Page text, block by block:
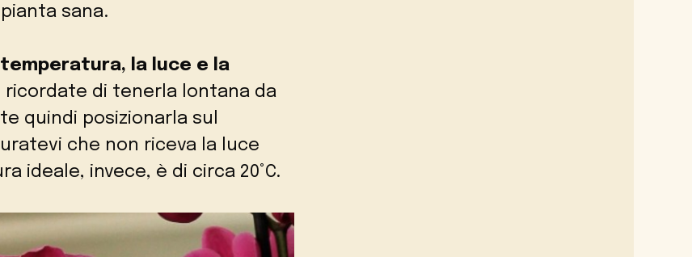
sana.
la luce e la
ricordate di tenerla lontana da
quindi posizionarla sul
che non riceva la luce
ideale, invece, è di circa 20°C.